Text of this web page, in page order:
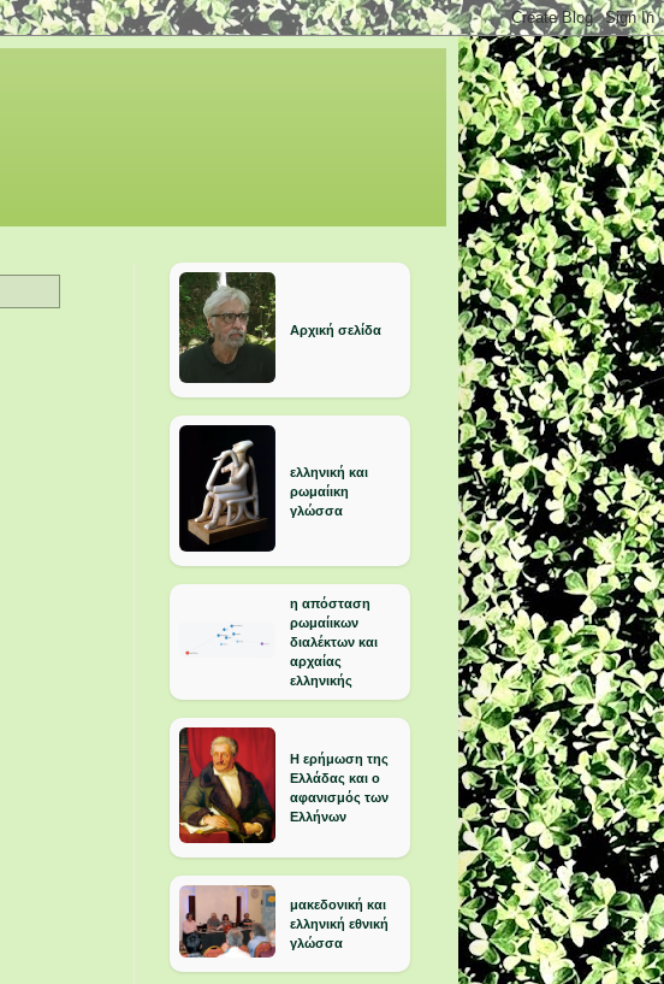
Αρχική σελίδα
ελληνική και
ρωμαίικη
γλώσσα
η απόσταση
ρωμαίικων
διαλέκτων και
αρχαίας
ελληνικής
Η ερήμωση της
Ελλάδας και ο
αφανισμός των
Ελλήνων
μακεδονική και
ελληνική εθνική
γλώσσα